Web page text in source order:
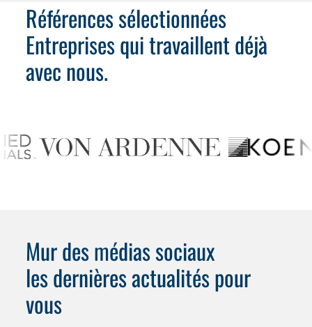
Références sélectionnées
Entreprises qui travaillent déjà
avec nous.
Mur des médias sociaux
les dernières actualités pour
vous